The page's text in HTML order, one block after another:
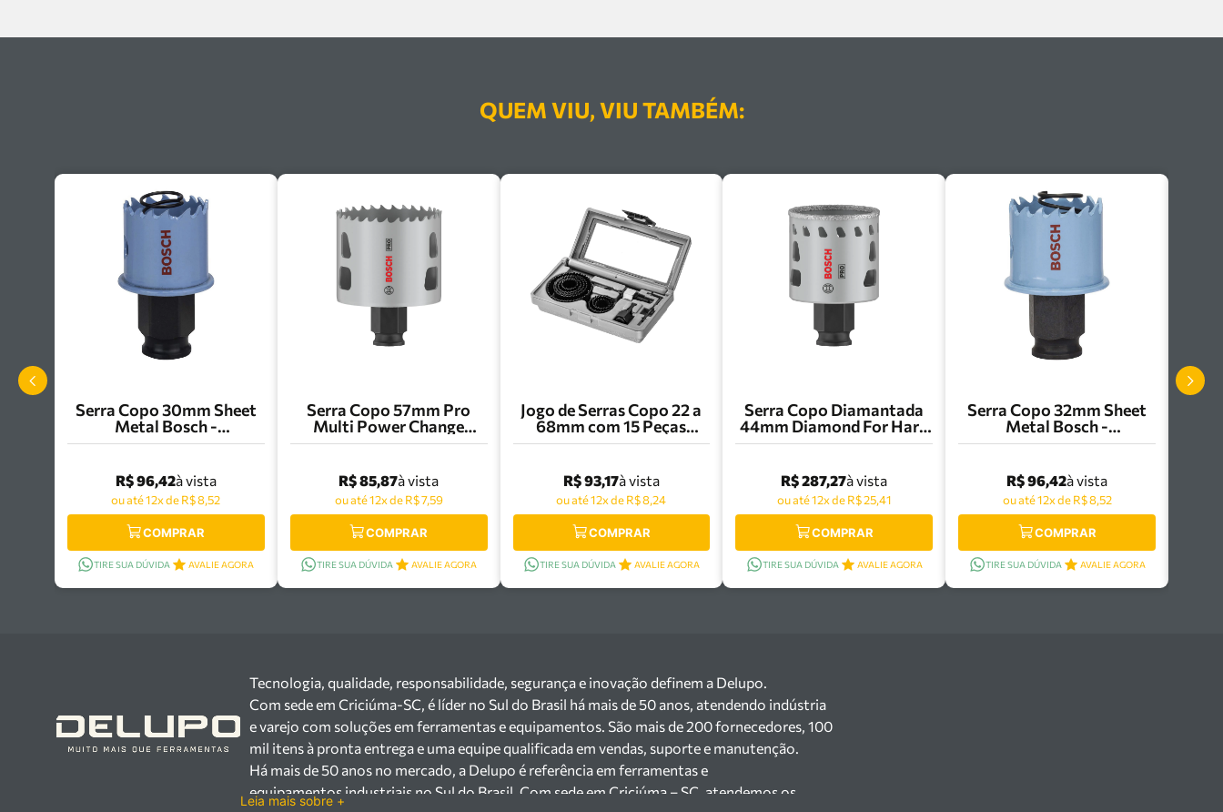
QUEM VIU, VIU TAMBÉM:
Serra Copo 30mm Sheet
Metal Bosch -
2608584787
R$ 96,42à vista
ou até 12x de R$ 8,52
COMPRAR
TIRE SUA DÚVIDA AVALIE AGORA
Serra Copo 57mm Pro
Multi Power Change
Bosch - 2608594392
R$ 85,87à vista
ou até 12x de R$ 7,59
COMPRAR
TIRE SUA DÚVIDA AVALIE AGORA
Jogo de Serras Copo 22 a
68mm com 15 Peças
Bosch - 2607017547
R$ 93,17à vista
ou até 12x de R$ 8,24
COMPRAR
TIRE SUA DÚVIDA AVALIE AGORA
Serra Copo Diamantada
44mm Diamond For Hard
Ceramics Bosch -
R$ 287,27à vista
ou até 12x de R$ 25,41
COMPRAR
TIRE SUA DÚVIDA AVALIE AGORA
Serra Copo 32mm Sheet
Metal Bosch -
2608584788
R$ 96,42à vista
ou até 12x de R$ 8,52
COMPRAR
TIRE SUA DÚVIDA AVALIE AGORA
Tecnologia, qualidade, responsabilidade, segurança e inovação definem a Delupo.
Com sede em Criciúma-SC, é líder no Sul do Brasil há mais de 50 anos, atendendo indústria
e varejo com soluções em ferramentas e equipamentos. São mais de 200 fornecedores, 100
mil itens à pronta entrega e uma equipe qualificada em vendas, suporte e manutenção.
Há mais de 50 anos no mercado, a Delupo é referência em ferramentas e
equipamentos industriais no Sul do Brasil. Com sede em Criciúma – SC, atendemos os
Leia mais sobre +